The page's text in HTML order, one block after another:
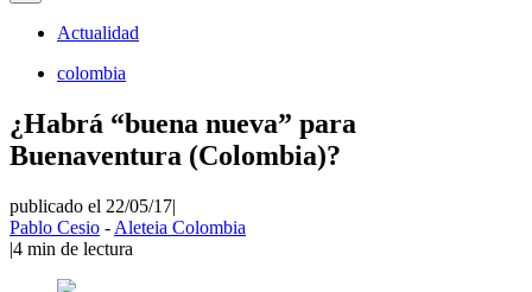
Actualidad
colombia
¿Habrá “buena nueva” para
Buenaventura (Colombia)?
publicado el 22/05/17|
Pablo Cesio - Aleteia Colombia
|4 min de lectura